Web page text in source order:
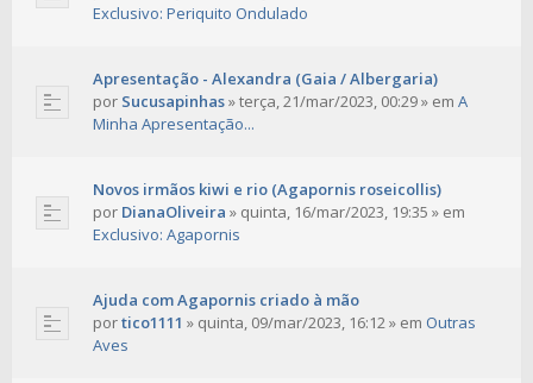
Exclusivo: Periquito Ondulado
Apresentação - Alexandra (Gaia / Albergaria)
por Sucusapinhas»terça, 21/mar/2023, 00:29» em A
Minha Apresentação...
Novos irmãos kiwi e rio (Agapornis roseicollis)
por DianaOliveira » quinta, 16/mar/2023, 19:35 » em
Exclusivo: Agapornis
Ajuda com Agapornis criado à mão
portico1111 » quinta, 09/mar/2023, 16:12» em Outras
Aves